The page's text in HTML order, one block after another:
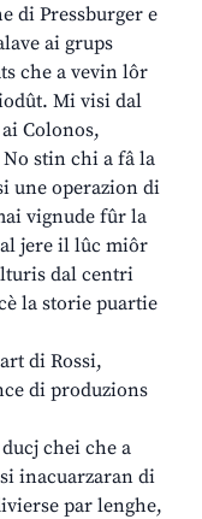
di Pressburger e
ai grups
che a vevin lôr
Mi visi dal
Colonos,
stin chi a fâ la
une operazion di
vignude fûr la
jere il lûc miôr
dal centri
la storie puartie
di Rossi,
di produzions
chei che a
inacuarzaran di
par lenghe,